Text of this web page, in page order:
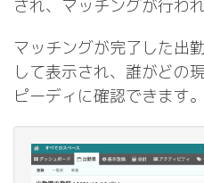
され、マッチングが行われ
マッチングが完了した出
して表示され、誰がどの
ピーディに確認できます。